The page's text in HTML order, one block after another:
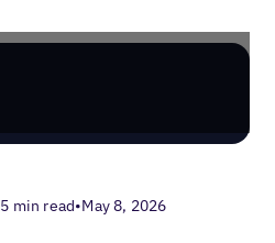
5 min read•May 8, 2026